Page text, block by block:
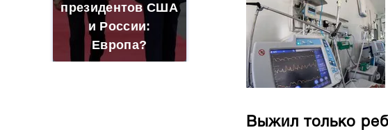
президентов США
и России:
Европа?
Выжил только